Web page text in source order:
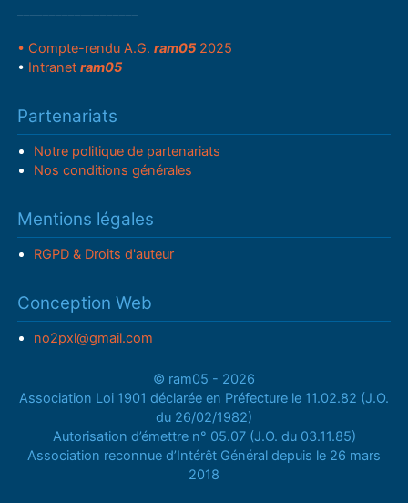
• Compte-rendu A.G.ram05 2025
• Intranetram05
Partenariats
Notre politique de partenariats
Nos conditions générales
Mentions légales
RGPD & Droits d'auteur
Conception Web
no2pxl@gmail.com
© ram05 - 2026
Association Loi 1901 déclarée en Préfecture le 11.02.82 (J.O.
du 26/02/1982)
Autorisation d’émettre n° 05.07 (J.O. du 03.11.85)
Association reconnue d’Intérêt Général depuis le 26 mars
2018